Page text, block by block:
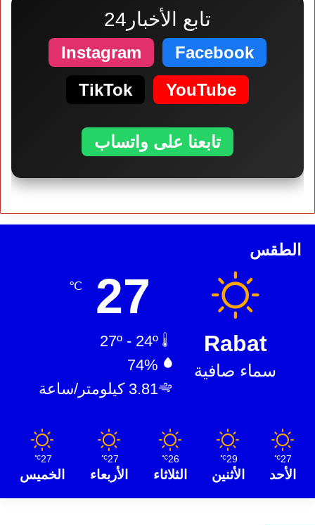
تابع الأخبار24
Facebook
Instagram
YouTube
TikTok
تابعنا على واتساب
الطقس
Rabat
سماء صافية
27
℃
74%
3.81 كيلومتر/ساعة
27
℃
الأحد
29
℃
الأثنين
26
℃
الثلاثاء
27
℃
الأربعاء
27
℃
الخميس